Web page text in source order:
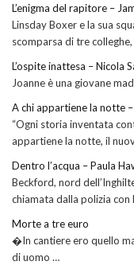
L’enigma del rapitore –
Linsday Boxer e la sua
scomparsa di tre
L’ospite inattesa – Nicola
Joanne è una giovane
A chi appartiene la notte
“Ogni storia inventata
appartiene la notte, il
Dentro l’acqua – Paula
Beckford, nord
chiamata dalla polizia con
Morte a tre euro
�In cantiere ero quello
di uomo …